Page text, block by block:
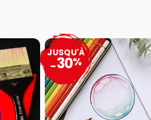
JUSQU'À
-30%